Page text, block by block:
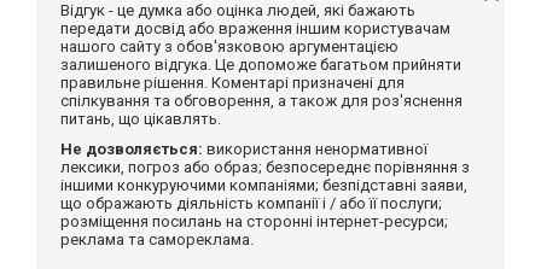
Відгук - це думка або оцінка людей, які бажають
передати досвід або враження іншим користувачам
нашого сайту з обов'язковою аргументацією
залишеного відгука. Це допоможе багатьом прийняти
правильне рішення. Коментарі призначені для
спілкування та обговорення, а також для роз'яснення
питань, що цікавлять.
Не дозволяється: використання ненормативної
лексики, погроз або образ; безпосереднє порівняння з
іншими конкуруючими компаніями; безпідставні заяви,
що ображають діяльність компанії і / або її послуги;
розміщення посилань на сторонні інтернет-ресурси;
реклама та самореклама.